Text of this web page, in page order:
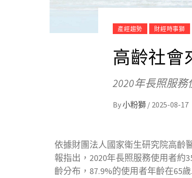
產經趨勢 財經時事獅
高齡社會
2020年長照服務
By小粉獅 / 2025-08-17
依據財團法人國家衛生研究院高齡
報指出，2020年長照服務使用者約
齡分布，87.9%的使用者年齡在65